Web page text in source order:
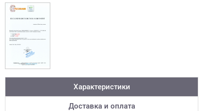
Характеристики
Доставка и оплата